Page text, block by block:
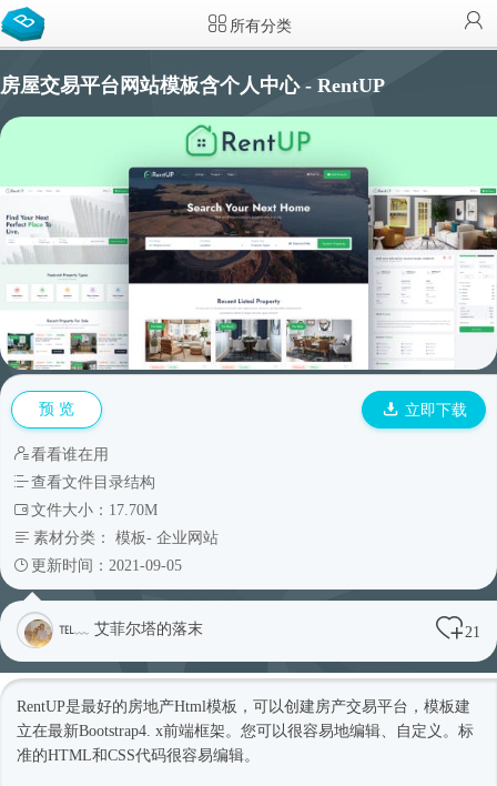
所有分类
房屋交易平台网站模板含个人中心 - RentUP
预 览 立即下载
看看谁在用
查看文件目录结构
文件大小：17.70M
素材分类： 模板- 企业网站
更新时间：2021-09-05
℡﹏ 艾菲尔塔的落末 21
RentUP是最好的房地产Html模板 ，可以创建房产交易平台，模板建
立在最新Bootstrap4 . x前端框架。您可以很容易地编辑、自定义。标
准的HTML和CSS代码很容易编辑。